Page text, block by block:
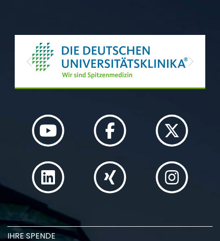
Previous Next
IHRE SPENDE